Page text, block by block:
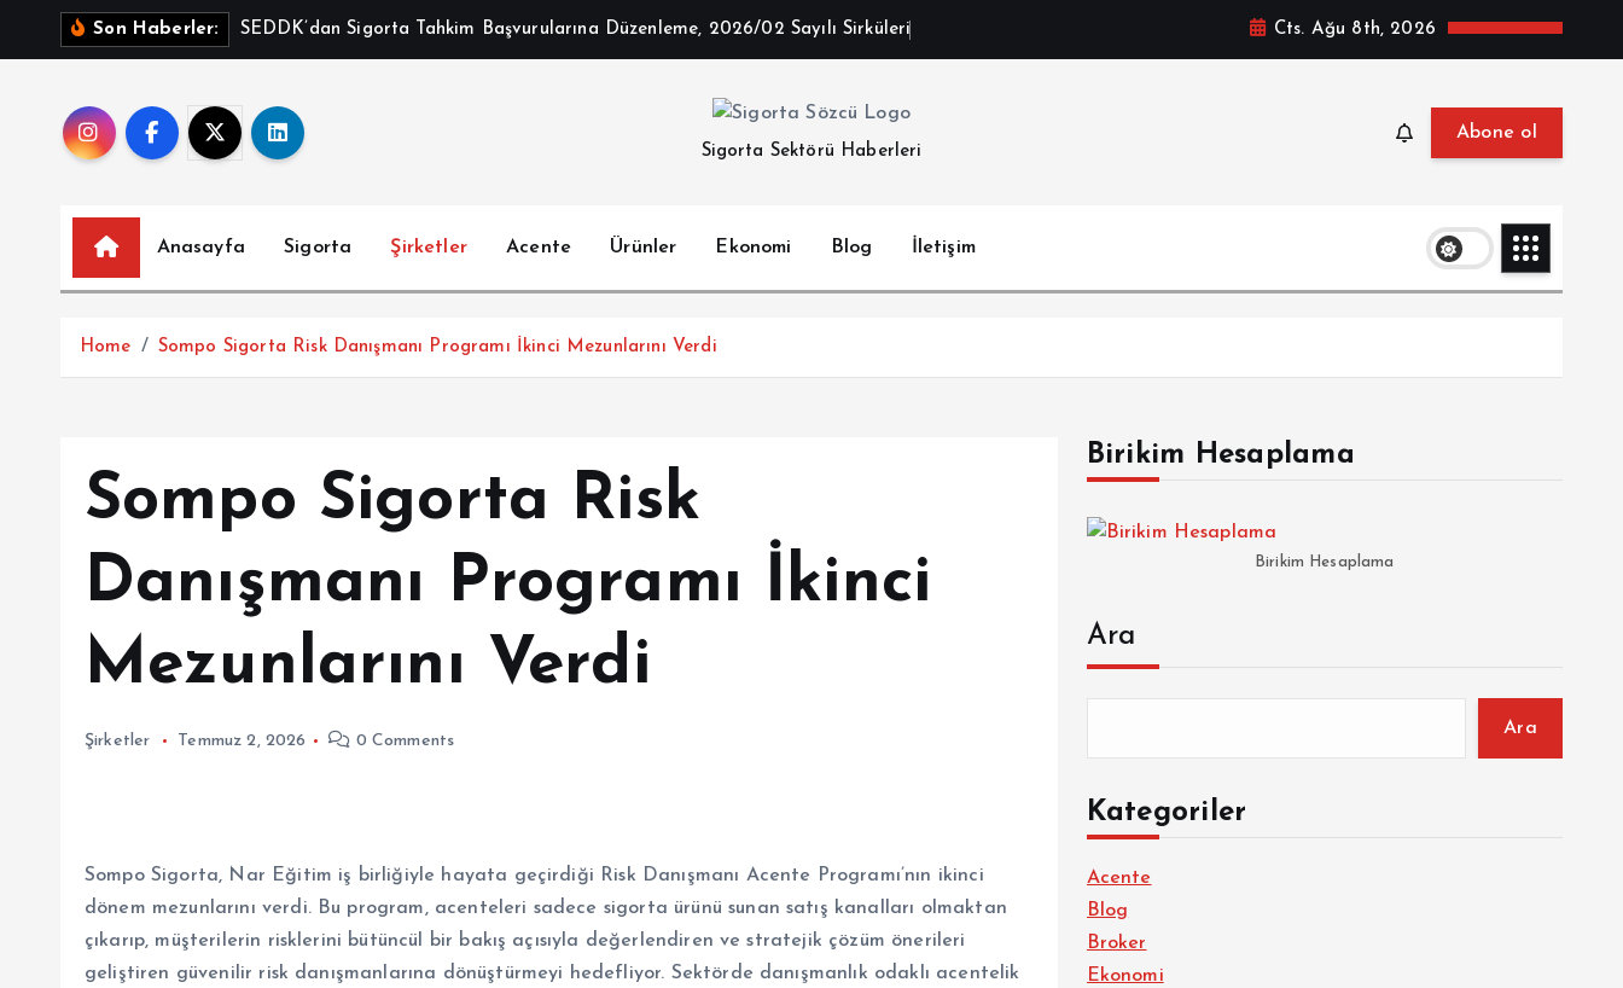
Son Haberler: SEDDK’dan Sigorta Tahkim Başvurularına Düzenleme, 2026/02 Sayılı Sirküleri Cts. Ağu 8th, 2026
Sigorta Sektörü Haberleri
Abone ol
Anasayfa Sigorta Şirketler Acente Ürünler Ekonomi Blog İletişim
Home Sompo Sigorta Risk Danışmanı Programı İkinci Mezunlarını Verdi
Sompo Sigorta Risk
Danışmanı Programı İkinci
Mezunlarını Verdi
Şirketler Temmuz 2, 2026 0 Comments
Sompo Sigorta, Nar Eğitim iş birliğiyle hayata geçirdiği Risk Danışmanı Acente Programı’nın ikinci
dönem mezunlarını verdi. Bu program, acenteleri sadece sigorta ürünü sunan satış kanalları olmaktan
çıkarıp, müşterilerin risklerini bütüncül bir bakış açısıyla değerlendiren ve stratejik çözüm önerileri
geliştiren güvenilir risk danışmanlarına dönüştürmeyi hedefliyor. Sektörde danışmanlık odaklı acentelik
Birikim Hesaplama
Birikim Hesaplama
Ara
Ara
Kategoriler
Acente
Blog
Broker
Ekonomi